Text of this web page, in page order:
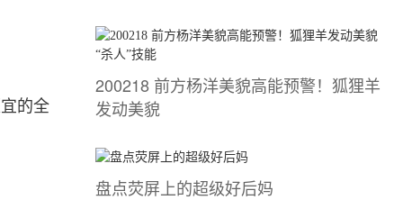
的全
200218 前方杨洋美貌高能预警！狐狸羊
发动美貌
盘点荧屏上的超级好后妈